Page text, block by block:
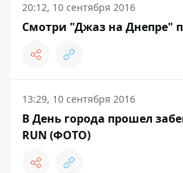
20:12, 10 сентября 2016
Смотри "Джаз на Днепре"
13:29, 10 сентября 2016
В День города прошел
RUN (ФОТО)